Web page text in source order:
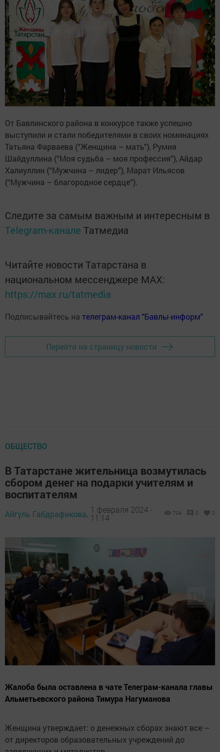
От Бавлинского района в конкурсе также успешно
выступили и стали победителями в своих номинациях
Татьяна Фарваева (“Женщина – мать”), Румия
Шайдуллина (“Моя судьба – моя профессия”), Айдар
Халиуллин (“Мужчина – лидер”), Марат Ильясов
(“Мужчина – благородное сердце”).
Следите за самым важным и интересным в
Telegram-канале Татмедиа
Читайте новости Татарстана в
национальном мессенджере MАХ:
https://max.ru/tatmedia
Подписывайтесь на телеграм-канал "Бавлы-информ"
Перейти на страницу новости
ОБЩЕСТВО
В Татарстане жительница возмутилась
сбором денег на подарки учителям и
воспитателям
Айгуль Габдрафикова, 1 февраля 2024 -
11:14
704 0 2
Жалоба была оставлена в чате Телеграм-канала главы
Альметьевского района Тимура Нагуманова
Женщина утверждает: о денежных сборах знают все –
от директоров образовательных учреждений до